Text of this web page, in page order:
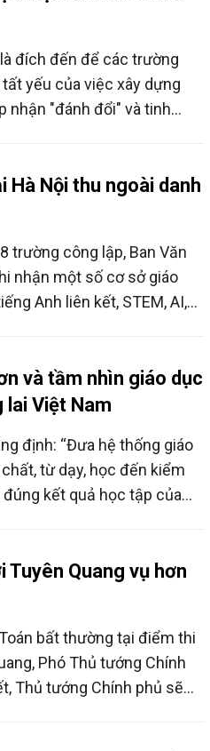
đích đến để các trường
yếu của việc xây dựng
nhận "đánh đổi" và tinh
Hà Nội thu ngoài danh
trường công lập, Ban Văn
nhận một số cơ sở giáo
Anh liên kết, STEM, AI,
và tầm nhìn giáo dục
Việt Nam
định: “Đưa hệ thống giáo
từ dạy, học đến kiểm
kết quả học tập của
Quang vụ hơn
bất thường tại điểm thi
Phó Thủ tướng Chính
Thủ tướng Chính phủ sẽ